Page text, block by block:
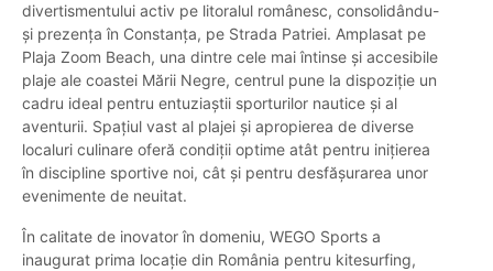
divertismentului activ pe litoralul românesc, consolidându-
și prezența în Constanța, pe Strada Patriei. Amplasat pe
Plaja Zoom Beach, una dintre cele mai întinse și accesibile
plaje ale coastei Mării Negre, centrul pune la dispoziție un
cadru ideal pentru entuziaștii sporturilor nautice și al
aventurii. Spațiul vast al plajei și apropierea de diverse
localuri culinare oferă condiții optime atât pentru inițierea
în discipline sportive noi, cât și pentru desfășurarea unor
evenimente de neuitat.
În calitate de inovator în domeniu, WEGO Sports a
inaugurat prima locație din România pentru kitesurfing,